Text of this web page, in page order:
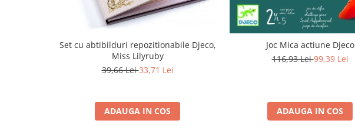
Set cu abtibilduri repozitionabile Djeco,
Miss Lilyruby
39,66 Lei33,71 Lei
ADAUGA IN COS
Joc Mica actiune Djeco
116,93 Lei99,39 Lei
ADAUGA IN COS